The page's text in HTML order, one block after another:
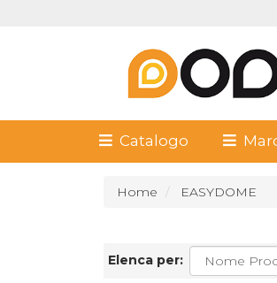
Catalogo
Home EASYDOME
Elenca per: